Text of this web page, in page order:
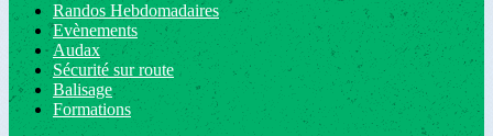
Randos Hebdomadaires
Evènements
Audax
Sécurité sur route
Balisage
Formations